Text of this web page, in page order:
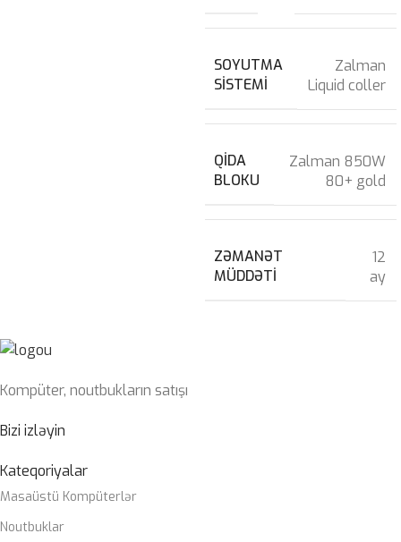
SOYUTMA
SISTEMI
Zalman
Liquid coller
QIDA
BLOKU
Zalman 850W
80+ gold
ZƏMANƏT
MÜDDƏTI
12
ay
Kompüter, noutbukların satışı
Bizi izləyin
Kateqoriyalar
Masaüstü Kompüterlər
Noutbuklar